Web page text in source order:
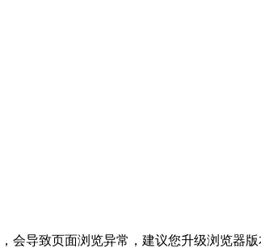
会导致页面浏览异常，建议您升级浏览器版